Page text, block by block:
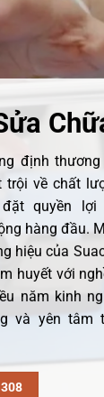
định
về chất
quyền lợi
hàng đầu.
hiệu của
huyết với
năm kinh
và yên tâm